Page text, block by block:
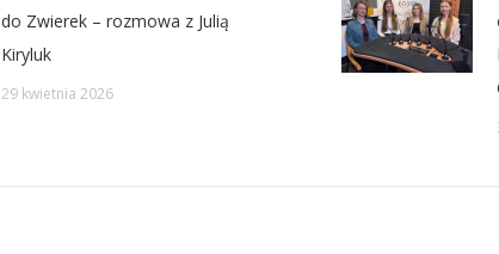
do Zwierek – rozmowa z Julią
Kiryluk
29 kwietnia 2026